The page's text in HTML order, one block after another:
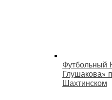
Футбольный
Глушакова»
Шахтинском